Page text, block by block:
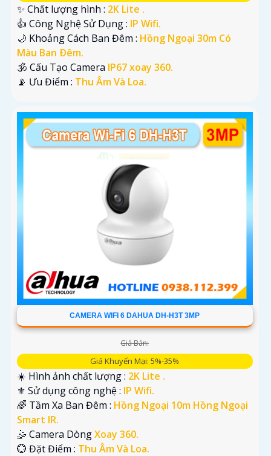
✨ Chất lượng hình : 2K Lite .
👍 Công Nghệ Sử Dụng : IP Wifi.
🌙 Khoảng Cách Ban Đêm : Hồng Ngoại 30m Có
Màu Ban Ðêm.
🕉️ Cấu Tạo Camera IP67 xoay 360.
️📡 Ưu Điểm : Thu Âm Và Loa.
CAMERA WIFI 6 DAHUA DH-H3T 3MP
Giá Bán:
Giá Khuyến Mại: 5%-35%
☀️ Hình ảnh chất lượng : 2K Lite .
⚜️ Sử dụng công nghệ : IP Wifi.
🌈 Tầm Xa Ban Đêm : Hồng Ngoại 10m Hồng Ngoại
Smart IR.
🤹 Camera DòngXoay 360.
️💮 Đặt Điểm : Thu Âm Và Loa.